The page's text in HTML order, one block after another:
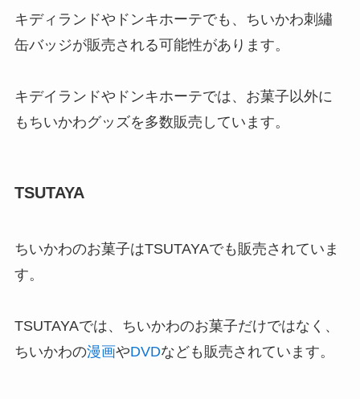
キディランドやドンキホーテでも、ちいかわ刺繡
缶バッジが販売される可能性があります。
キデイランドやドンキホーテでは、お菓子以外に
もちいかわグッズを多数販売しています。
TSUTAYA
ちいかわのお菓子はTSUTAYAでも販売されていま
す。
TSUTAYAでは、ちいかわのお菓子だけではなく、
ちいかわの漫画やDVDなども販売されています。